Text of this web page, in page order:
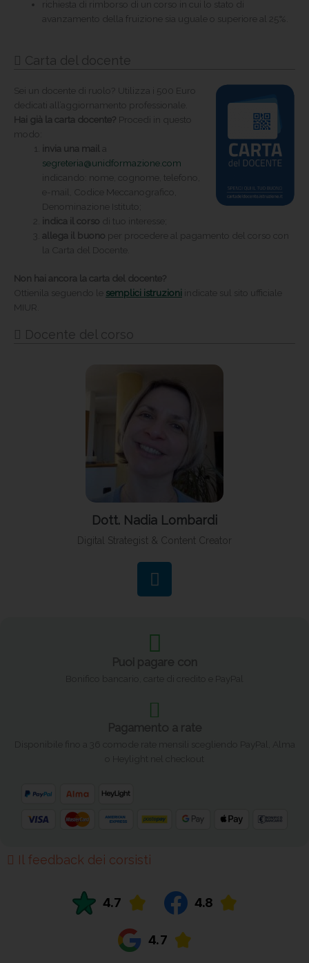
richiesta di rimborso di un corso in cui lo stato di
avanzamento della fruizione sia uguale o superiore al 25%.
Carta del docente
Sei un docente di ruolo? Utilizza i 500 Euro
dedicati all’aggiornamento professionale.
Hai già la carta docente? Procedi in questo
modo:
invia una mail
a
segreteria@unidformazione.com
indicando: nome, cognome, telefono,
e-mail, Codice Meccanografico,
Denominazione Istituto;
indica il corso di tuo interesse;
allega il buono per procedere al pagamento del corso con
la Carta del Docente.
Non hai ancora la carta del docente?
Ottienila seguendo le semplici istruzioni indicate sul sito ufficiale
MIUR.
Docente del corso
Dott. Nadia Lombardi
Digital Strategist & Content Creator
L
i
e
d
Il feedback dei corsisti